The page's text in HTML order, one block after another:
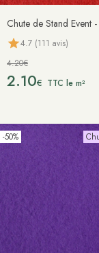
Chute de Stand Event
4.7 (111 avis)
4.20€
2.10€ TTC le m²
-50%